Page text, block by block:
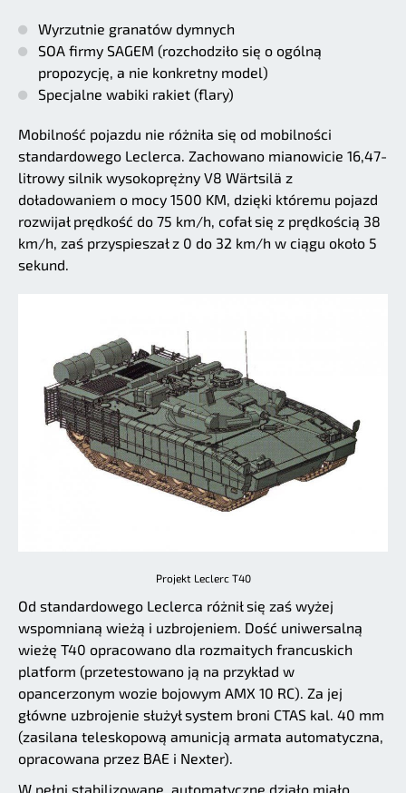
Wyrzutnie granatów dymnych
SOA firmy SAGEM (rozchodziło się o ogólną
propozycję, a nie konkretny model)
Specjalne wabiki rakiet (flary)
Mobilność pojazdu nie różniła się od mobilności
standardowego Leclerca. Zachowano mianowicie 16,47-
litrowy silnik wysokoprężny V8 Wärtsilä z
doładowaniem o mocy 1500 KM, dzięki któremu pojazd
rozwijał prędkość do 75 km/h, cofał się z prędkością 38
km/h, zaś przyspieszał z 0 do 32 km/h w ciągu około 5
sekund.
Projekt Leclerc T40
Od standardowego Leclerca różnił się zaś wyżej
wspomnianą wieżą i uzbrojeniem. Dość uniwersalną
wieżę T40 opracowano dla rozmaitych francuskich
platform (przetestowano ją na przykład w
opancerzonym wozie bojowym AMX 10 RC). Za jej
główne uzbrojenie służył system broni CTAS kal. 40 mm
(zasilana teleskopową amunicją armata automatyczna,
opracowana przez BAE i Nexter).
W pełni stabilizowane, automatyczne działo miało